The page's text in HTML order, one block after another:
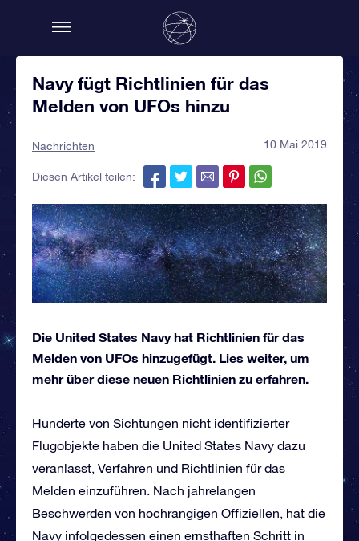
Navy fügt Richtlinien für das
Melden von UFOs hinzu
Nachrichten 10 Mai 2019
Diesen Artikel teilen:
Die United States Navy hat Richtlinien für das
Melden von UFOs hinzugefügt. Lies weiter, um
mehr über diese neuen Richtlinien zu erfahren.
Hunderte von Sichtungen nicht identifizierter
Flugobjekte haben die United States Navy dazu
veranlasst, Verfahren und Richtlinien für das
Melden einzuführen. Nach jahrelangen
Beschwerden von hochrangigen Offiziellen, hat die
Navy infolgedessen einen ernsthaften Schritt in